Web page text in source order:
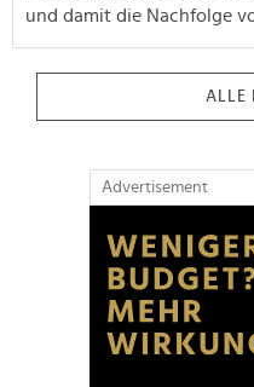
und damit die Nachfolge
ALLE
Advertisement